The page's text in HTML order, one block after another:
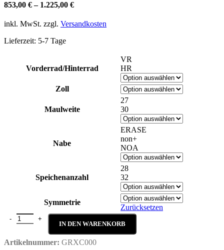
853,00 €– 1.225,00 €
inkl. MwSt. zzgl. Versandkosten
Lieferzeit: 5-7 Tage
Vorderrad/Hinterrad
VR
HR
Zoll
Maulweite
27
30
Nabe
ERASE
non+
NOA
Speichenanzahl
28
32
Symmetrie
Zurücksetzen
Graphene XC 20 Menge
IN DEN WARENKORB
Artikelnummer: GRXC000